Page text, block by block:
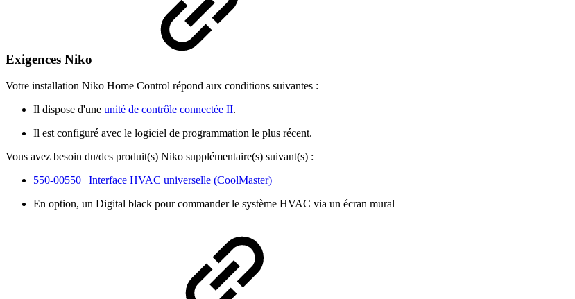
Exigences Niko
Votre installation Niko Home Control répond aux conditions suivantes :
Il dispose d'une unité de contrôle connectée II.
Il est configuré avec le logiciel de programmation le plus récent.
Vous avez besoin du/des produit(s) Niko supplémentaire(s) suivant(s) :
550-00550 | Interface HVAC universelle (CoolMaster)
En option, un Digital black pour commander le système HVAC via un écran mural